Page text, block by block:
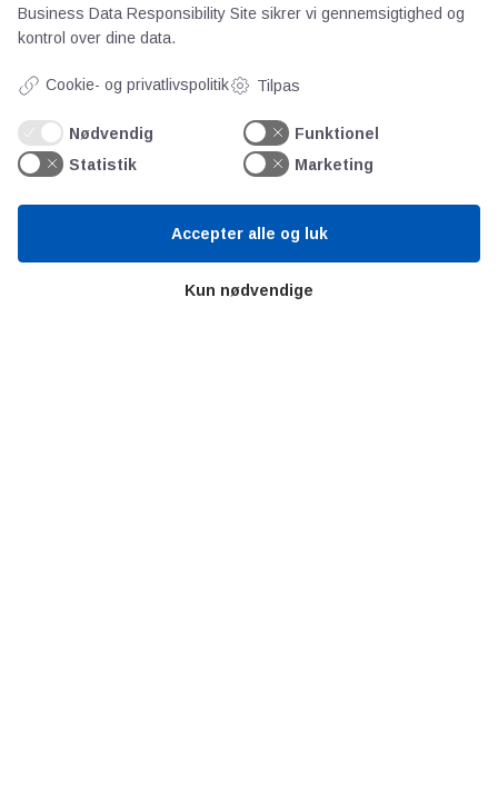
Priser
Kontakt
Persondata
Videncentre
Teknologisk Institut
Videncentre
Business Data Responsibility Site sikrer vi gennemsigtighed og
kontrol over dine data.
Cookie- og privatlivspolitik Tilpas
Nødvendig
Funktionel
Statistik
Marketing
Kun nødvendige
Accepter alle og luk